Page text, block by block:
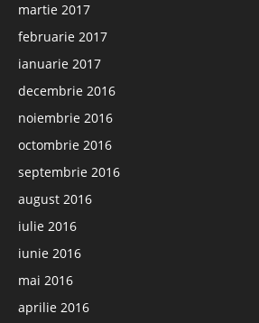
martie 2017
februarie 2017
ianuarie 2017
decembrie 2016
noiembrie 2016
octombrie 2016
septembrie 2016
august 2016
iulie 2016
iunie 2016
mai 2016
aprilie 2016